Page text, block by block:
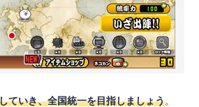
ていき、全国統一を目指しましょう。